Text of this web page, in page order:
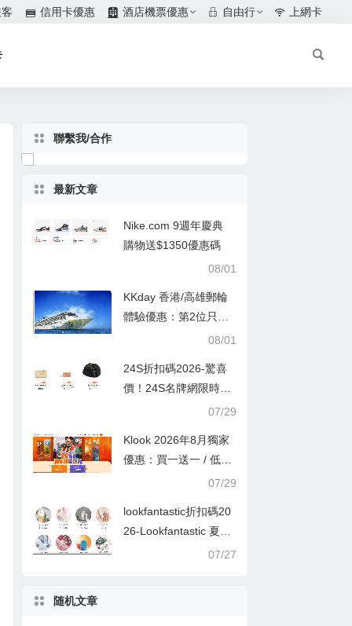
信用卡優惠 酒店機票優惠 自由行 上網卡
聯繫我/合作
最新文章
Nike.com 9週年慶典
購物送$1350優惠碼
08/01
KKday 香港/高雄郵輪
體驗優惠：第2位只需
08/01
24S折扣碼2026-驚喜
價！24S名牌網限時9
折！Louis Vuitton 精選
72折！
07/29
Klook 2026年8月獨家
優惠：買一送一 / 低至
07/29
lookfantastic折扣碼20
26-Lookfantastic 夏日
優惠低至65折優惠碼
07/27
随机文章